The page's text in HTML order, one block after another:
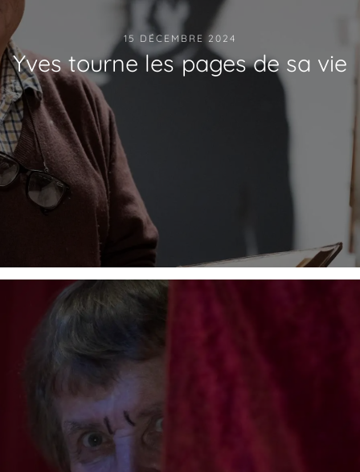
15 DÉCEMBRE 2024
Yves tourne les pages de sa vie